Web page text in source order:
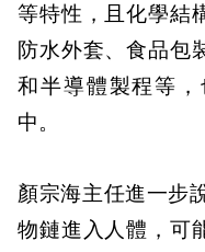
等特性，且化學結
防水外套、食品包
和半導體製程等
中。
顏宗海主任進一步
物鏈進入人體，可